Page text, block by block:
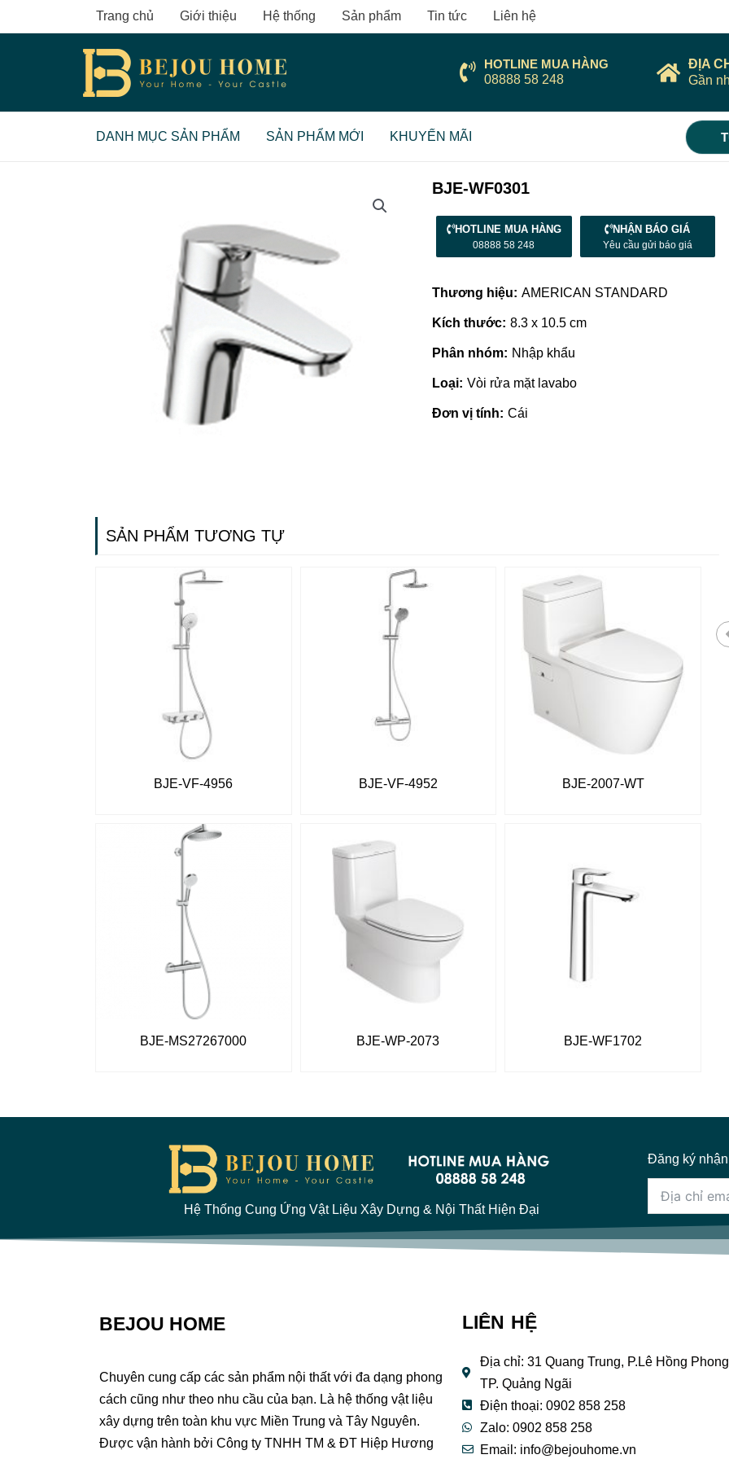
to
Trang chủ Giới thiệu Hệ thống Sản phẩm Tin tức Liên hệ
HOTLINE MUA HÀNG
08888 58 248
ĐỊA
Gần
DANH MỤC SẢN PHẨM SẢN PHẨM MỚI KHUYẾN MÃI
BJE-WF0301
HOTLINE MUA HÀNG
08888 58 248
NHẬN BÁO GIÁ
Yêu cầu gửi báo giá
Thương hiệu: AMERICAN STANDARD
Kích thước: 8.3 x 10.5 cm
Phân nhóm: Nhập khẩu
Loại: Vòi rửa mặt lavabo
Đơn vị tính: Cái
SẢN PHẨM TƯƠNG TỰ
BJE-VF-4956 BJE-VF-4952 BJE-2007-WT
BJE-MS27267000 BJE-WP-2073 BJE-WF1702
Giá vật liệu xây dựng tại Quảng
Ngãi | Cập nhật mới nhất 2022
Hệ Thống Cung Ứng Vật Liệu Xây Dựng & Nội Thất Hiện Đại
Đăng ký
BEJOU HOME
Chuyên cung cấp các sản phẩm nội thất với đa dạng phong
cách cũng như theo nhu cầu của bạn. Là hệ thống vật liệu
xây dựng trên toàn khu vực Miền Trung và Tây Nguyên.
Được vận hành bởi Công ty TNHH TM & ĐT Hiệp Hương
LIÊN HỆ
Địa chỉ: 31 Quang Trung, P.Lê Hồng
TP. Quảng Ngãi
Điện thoại: 0902 858 258
Zalo: 0902 858 258
Email: info@bejouhome.vn